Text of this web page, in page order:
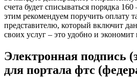
счета будет списываться порядка
этим рекомендуем поручить оплату
представителю, который включит
своих услуг – это удобно и экономит
Электронная подпись
для портала фтс